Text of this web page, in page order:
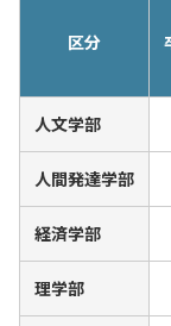
区分
人文学部
人間発達学部
経済学部
理学部